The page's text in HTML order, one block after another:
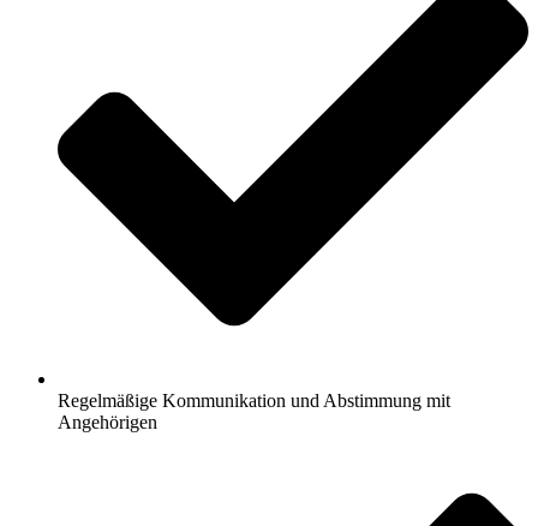
Regelmäßige Kommunikation und Abstimmung mit
Angehörigen